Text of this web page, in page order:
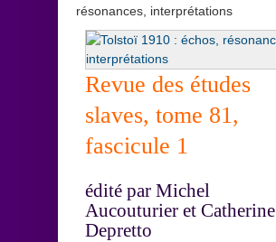
résonances, interprétations
Revue des études
slaves, tome 81,
fascicule 1
édité par Michel
Aucouturier et Catherine
Depretto